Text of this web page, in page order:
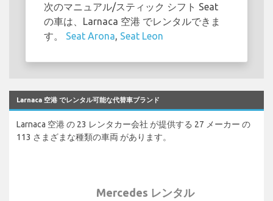
次のマニュアル/スティック シフト Seat
の車は、Larnaca 空港 でレンタルできま
す。 Seat Arona Seat Leon
Larnaca 空港 でレンタル可能な代替車ブランド
Larnaca 空港 の 23 レンタカー会社 が提供する 27 メーカー の
113 さまざまな種類の車両 があります。
Mercedes レンタル